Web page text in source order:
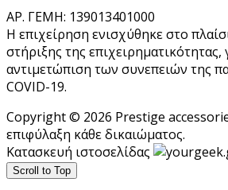
ΑΡ. ΓΕΜΗ: 139013401000
Η επιχείρηση ενισχύθηκε στο
στήριξης της επιχειρηματικότητας,
αντιμετώπιση των συνεπειών της
COVID-19.
Copyright © 2026 Prestige
επιφύλαξη κάθε δικαιώματος.
Κατασκευή ιστοσελίδας
Scroll to Top